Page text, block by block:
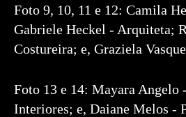
Foto 9, 10, 11 e 12: Camila
Gabriele Heckel - Arquiteta;
Costureira; e, Graziela
Foto 13 e 14: Mayara Angelo
Interiores; e, Daiane Melos -